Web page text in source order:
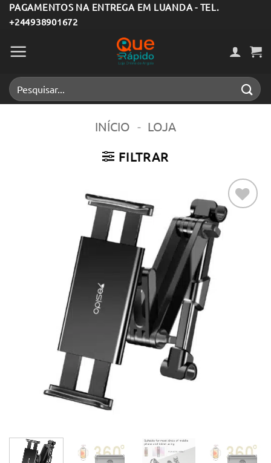
Skip
to
content
PAGAMENTOS NA ENTREGA EM LUANDA - TEL.
+244938901672
Pesquisar
por:
INÍCIO - LOJA
FILTRAR
Adicionar
aos meus